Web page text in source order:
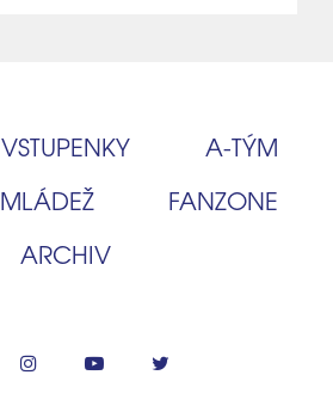
VSTUPENKY
A‑TÝM
MLÁDEŽ
FANZONE
ARCHIV